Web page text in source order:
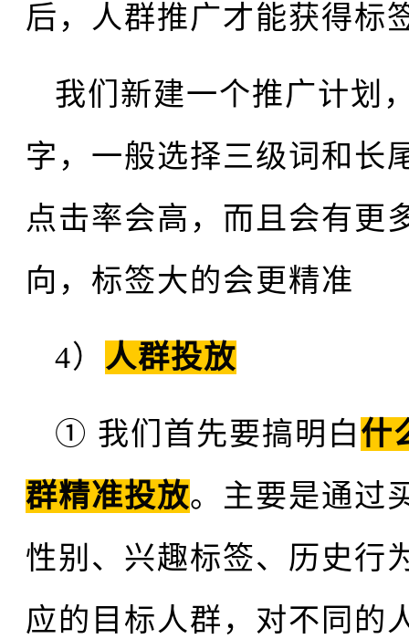
后，人群推广才能获得标
我们新建一个推广计划
字，一般选择三级词和长
点击率会高，而且会有更
向，标签大的会更精准
4） 人群投放
① 我们首先要搞明白什
群精准投放。主要是通过
性别、兴趣标签、历史行
应的目标人群，对不同的